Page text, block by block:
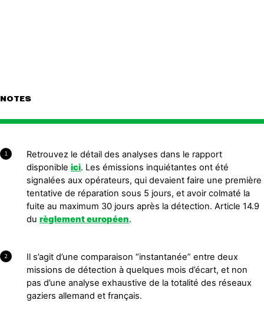
NOTES
1
Retrouvez le détail des analyses dans le rapport
disponibleici. Les émissions inquiétantes ont été
signalées aux opérateurs, qui devaient faire une première
tentative de réparation sous 5 jours, et avoir colmaté la
fuite au maximum 30 jours après la détection. Article 14.9
durèglement européen.
2
Il s’agit d’une comparaison “instantanée” entre deux
missions de détection à quelques mois d’écart, et non
pas d’une analyse exhaustive de la totalité des réseaux
gaziers allemand et français.